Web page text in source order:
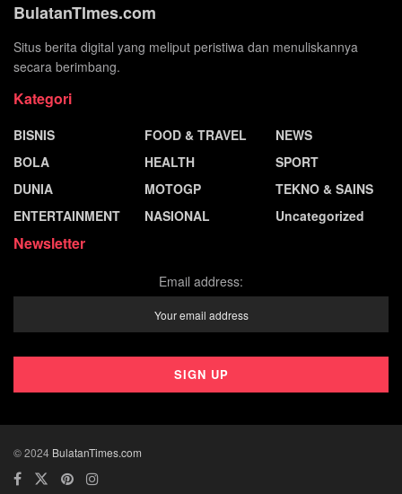
BulatanTImes.com
Situs berita digital yang meliput peristiwa dan menuliskannya
secara berimbang.
Kategori
BISNIS
BOLA
DUNIA
ENTERTAINMENT
FOOD & TRAVEL
HEALTH
MOTOGP
NASIONAL
NEWS
SPORT
TEKNO & SAINS
Uncategorized
Newsletter
Email address:
© 2024 BulatanTimes.com